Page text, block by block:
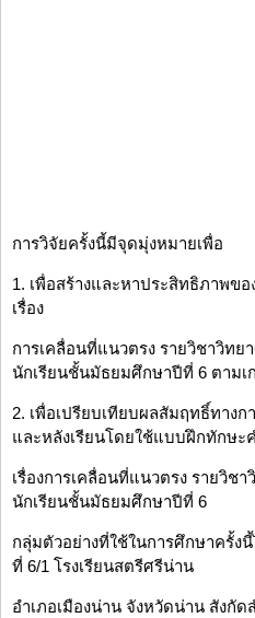
การวิจัยครั้งนี้มีจุดมุ่งหมายเพื่อ
1. เพื่อสร้างและหาประสิทธิภาพ
เรื่อง
การเคลื่อนที่แนวตรง รายวิชาวิทย
นักเรียนชั้นมัธยมศึกษาปีที่ 6 ตามเ
2. เพื่อเปรียบเทียบผลสัมฤทธิ์ทางก
และหลังเรียนโดยใช้แบบฝึกทักษ
เรื่องการเคลื่อนที่แนวตรง รายวิช
นักเรียนชั้นมัธยมศึกษาปีที่ 6
กลุ่มตัวอย่างที่ใช้ในการศึกษาครั้
ที่ 6/1 โรงเรียนสตรีศรีน่าน
อำเภอเมืองน่าน จังหวัดน่าน สังกั